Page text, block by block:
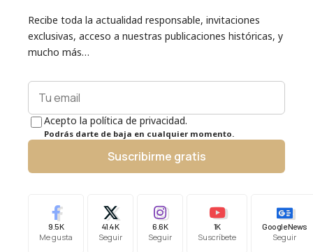
Recibe toda la actualidad responsable, invitaciones
exclusivas, acceso a nuestras publicaciones históricas, y
mucho más…
Acepto la política de privacidad.
Podrás darte de baja en cualquier momento.
Suscribirme gratis
9.5K
Me gusta
41.4K
Seguir
6.6K
Seguir
1K
Suscríbete
Google News
Seguir